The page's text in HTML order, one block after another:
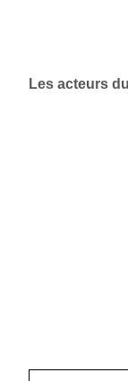
Les acteurs